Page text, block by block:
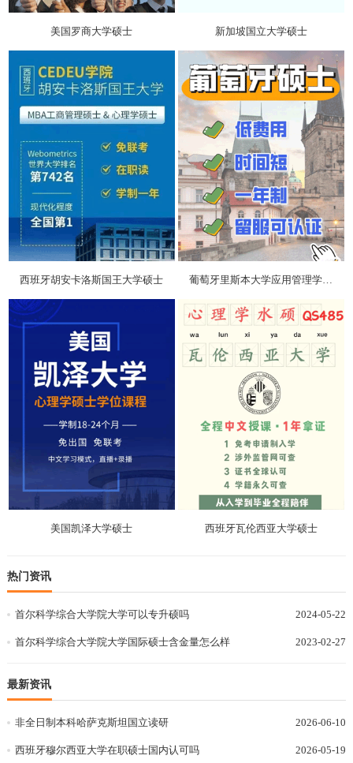
美国罗商大学硕士 新加坡国立大学硕士
西班牙胡安卡洛斯国王大学硕士 葡萄牙里斯本大学应用管理学硕士
美国凯泽大学硕士 西班牙瓦伦西亚大学硕士
热门资讯
首尔科学综合大学院大学可以专升硕吗 2024-05-22
首尔科学综合大学院大学国际硕士含金量怎么样 2023-02-27
最新资讯
非全日制本科哈萨克斯坦国立读研 2026-06-10
西班牙穆尔西亚大学在职硕士国内认可吗 2026-05-19